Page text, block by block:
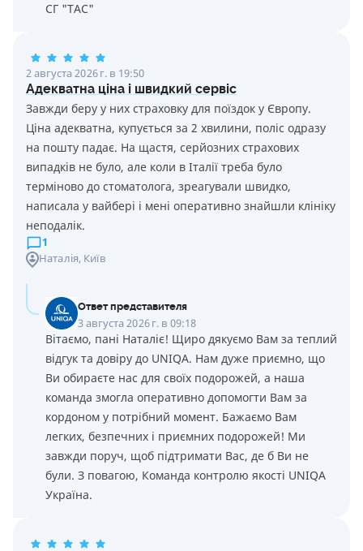
СГ "ТАС"
2 августа 2026 г. в 19:50
Адекватна ціна і швидкий сервіс
Завжди беру у них страховку для поїздок у Європу.
Ціна адекватна, купується за 2 хвилини, поліс одразу
на пошту падає. На щастя, серйозних страхових
випадків не було, але коли в Італії треба було
терміново до стоматолога, зреагували швидко,
написала у вайбері і мені оперативно знайшли клініку
неподалік.
1
Наталія, Київ
Ответ представителя
3 августа 2026 г. в 09:18
Вітаємо, пані Наталіє! Щиро дякуємо Вам за теплий
відгук та довіру до UNIQA. Нам дуже приємно, що
Ви обираєте нас для своїх подорожей, а наша
команда змогла оперативно допомогти Вам за
кордоном у потрібний момент. Бажаємо Вам
легких, безпечних і приємних подорожей! Ми
завжди поруч, щоб підтримати Вас, де б Ви не
були. З повагою, Команда контролю якості UNIQA
Україна.